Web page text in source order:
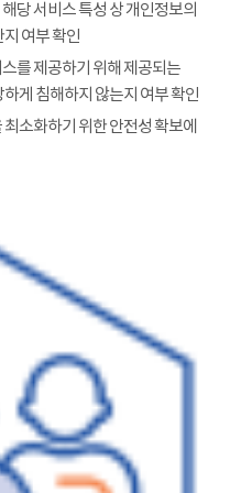
당 서비스 특성 상 개인정보의
여부 확인
를 제공하기 위해 제공되는
게 침해하지 않는지 여부 확인
소화하기 위한 안전성 확보에